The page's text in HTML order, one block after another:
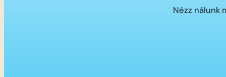
Nézz nálunk